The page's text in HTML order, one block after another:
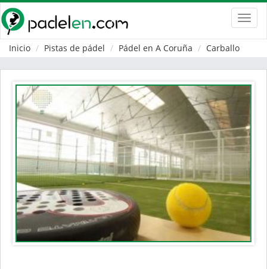
Inicio
Pistas de pádel Pádel en A Coruña Carballo